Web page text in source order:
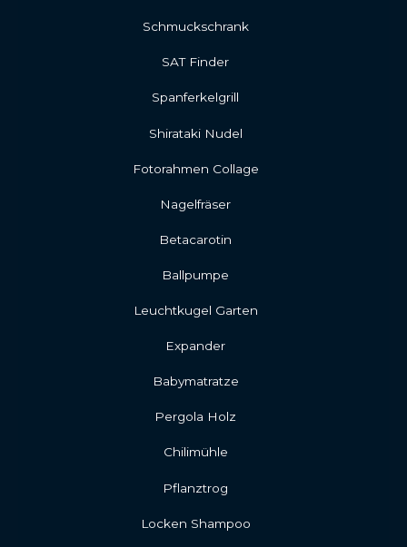
Schmuckschrank
SAT Finder
Spanferkelgrill
Shirataki Nudel
Fotorahmen Collage
Nagelfräser
Betacarotin
Ballpumpe
Leuchtkugel Garten
Expander
Babymatratze
Pergola Holz
Chilimühle
Pflanztrog
Locken Shampoo